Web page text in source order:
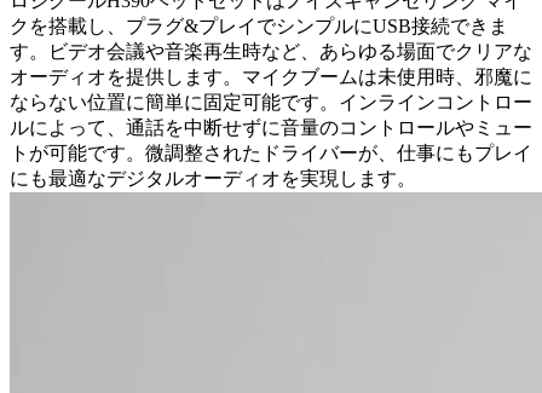
クを搭載し、プラグ&プレイでシンプルにUSB接続できま
す。ビデオ会議や音楽再生時など、あらゆる場面でクリアな
オーディオを提供します。マイクブームは未使用時、邪魔に
ならない位置に簡単に固定可能です。インラインコントロー
ルによって、通話を中断せずに音量のコントロールやミュー
トが可能です。微調整されたドライバーが、仕事にもプレイ
にも最適なデジタルオーディオを実現します。